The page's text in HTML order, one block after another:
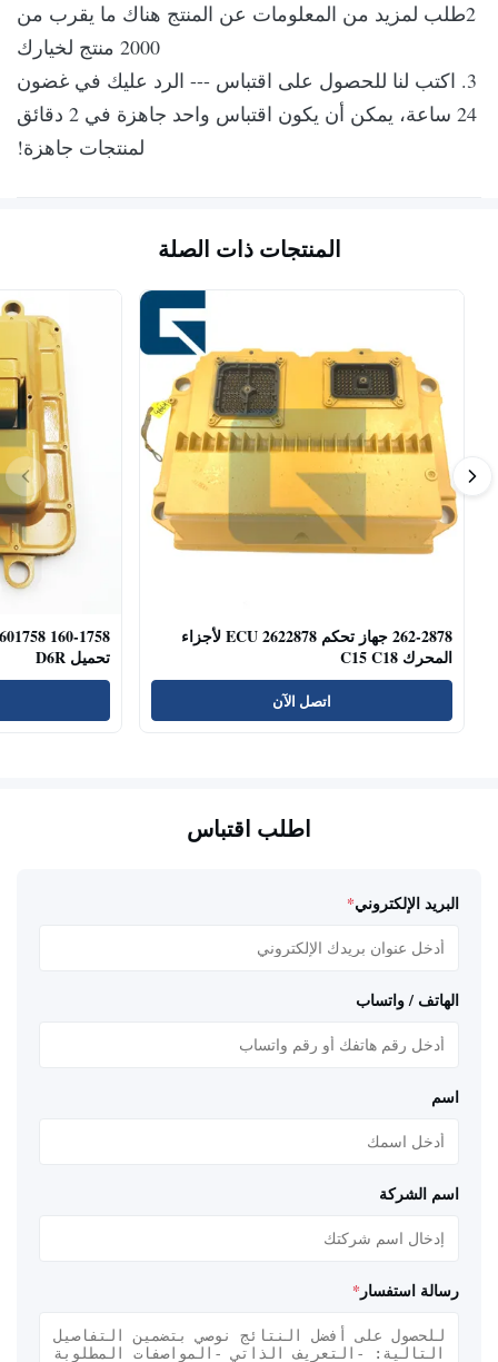
2طلب لمزيد من المعلومات عن المنتج هناك ما يقرب من
2000 منتج لخيارك
3. اكتب لنا للحصول على اقتباس --- الرد عليك في غضون
24 ساعة، يمكن أن يكون اقتباس واحد جاهزة في 2 دقائق
لمنتجات جاهزة!
المنتجات ذات الصلة
262-2878 جهاز تحكم ECU 2622878 لأجزاء
المحرك C15 C18
اتصل الآن
تحميل D6R
اطلب اقتباس
البريد الإلكتروني*
الهاتف / واتساب
اسم
اسم الشركة
رسالة استفسار *